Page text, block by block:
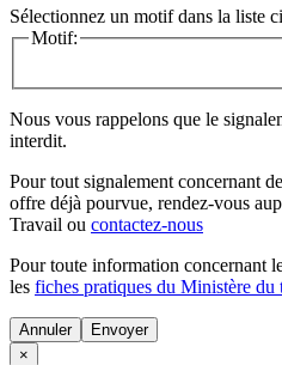
Sélectionnez un motif dans la liste
Motif:
Nous vous rappelons que le
interdit.
Pour tout signalement concernant
offre déjà pourvue, rendez-vous
Travail ou contactez-nous
Pour toute information concernant
les fiches pratiques du Ministère du
Annuler
×